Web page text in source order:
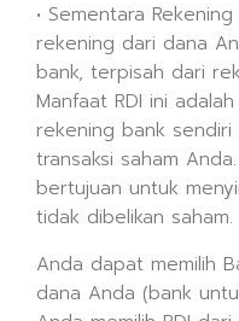
• Sementara
rekening dari dana
bank, terpisah dari
Manfaat RDI ini
rekening bank
transaksi saham
bertujuan untuk
tidak dibelikan saham.
Anda dapat memilih
dana Anda (bank